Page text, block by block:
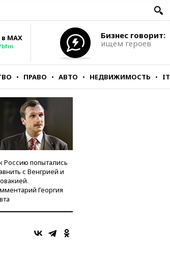
MAX
bfm
Бизнес говорит:
ищем героев
ПРАВО АВТО НЕДВИЖИМОСТЬ IT
Россию попытались
с Венгрией и
Георгия